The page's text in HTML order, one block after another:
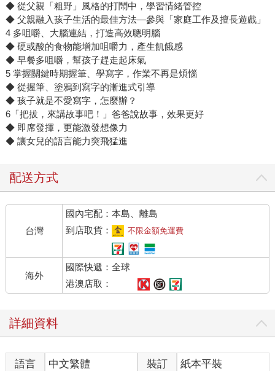
◆ 從父親「粗野」風格的打鬧中，學習情緒管控
◆ 父親融入孩子生活的最佳方法—參與「家庭工作及擅長遊戲」
4 多咀嚼、大腦連結，打造高效聰明腦
◆ 硬或酸的食物能增加咀嚼力，產生飢餓感
◆ 早餐多咀嚼，幫孩子趕走起床氣
5 掌握關鍵時期握筆、學寫字，作業不再是煩惱
◆ 從握筆、塗鴉到寫字的漸進式引導
◆ 孩子就是不愛寫字，怎麼辦？
6「把拔，來講故事吧！」爸爸說故事，效果更好
◆ 即席發揮，更能激發想像力
◆ 讓女兒的語言能力突飛猛進
配送方式
台灣
國內宅配：本島、離島
到店取貨：
不限金額免運費
海外
國際快遞：全球
港澳店取：
詳細資料
語言 中文繁體 裝訂
紙本平裝